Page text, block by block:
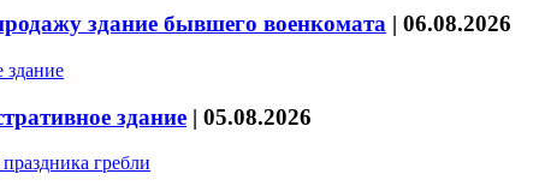
здание бывшего военкомата | 06.08.2026
здание | 05.08.2026